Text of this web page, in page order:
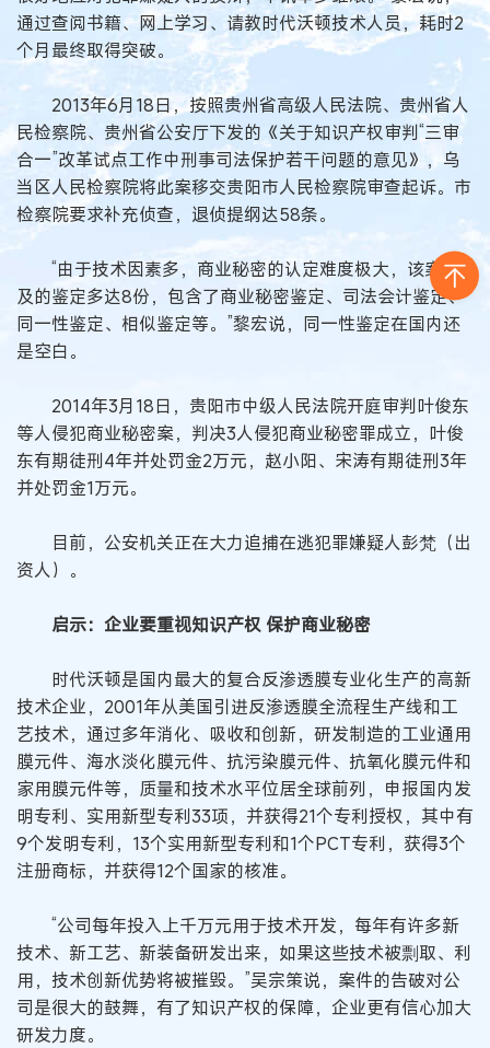
通过查阅书籍、网上学习、请教时代沃顿技术人员，耗时2
个月最终取得突破。
2013年6月18日，按照贵州省高级人民法院、贵州省人
民检察院、贵州省公安厅下发的《关于知识产权审判“三审
合一”改革试点工作中刑事司法保护若干问题的意见》，乌
当区人民检察院将此案移交贵阳市人民检察院审查起诉。市
检察院要求补充侦查，退侦提纲达58条。
“由于技术因素多，商业秘密的认定难度极大，该案涉
及的鉴定多达8份，包含了商业秘密鉴定、司法会计鉴定、
同一性鉴定、相似鉴定等。”黎宏说，同一性鉴定在国内还
是空白。
2014年3月18日，贵阳市中级人民法院开庭审判叶俊东
等人侵犯商业秘密案，判决3人侵犯商业秘密罪成立，叶俊
东有期徒刑4年并处罚金2万元，赵小阳、宋涛有期徒刑3年
并处罚金1万元。
目前，公安机关正在大力追捕在逃犯罪嫌疑人彭梵（出
资人）。
启示：企业要重视知识产权 保护商业秘密
时代沃顿是国内最大的复合反渗透膜专业化生产的高新
技术企业，2001年从美国引进反渗透膜全流程生产线和工
艺技术，通过多年消化、吸收和创新，研发制造的工业通用
膜元件、海水淡化膜元件、抗污染膜元件、抗氧化膜元件和
家用膜元件等，质量和技术水平位居全球前列，申报国内发
明专利、实用新型专利33项，并获得21个专利授权，其中有
9个发明专利，13个实用新型专利和1个PCT专利，获得3个
注册商标，并获得12个国家的核准。
“公司每年投入上千万元用于技术开发，每年有许多新
技术、新工艺、新装备研发出来，如果这些技术被剽取、利
用，技术创新优势将被摧毁。”吴宗策说，案件的告破对公
司是很大的鼓舞，有了知识产权的保障，企业更有信心加大
研发力度。